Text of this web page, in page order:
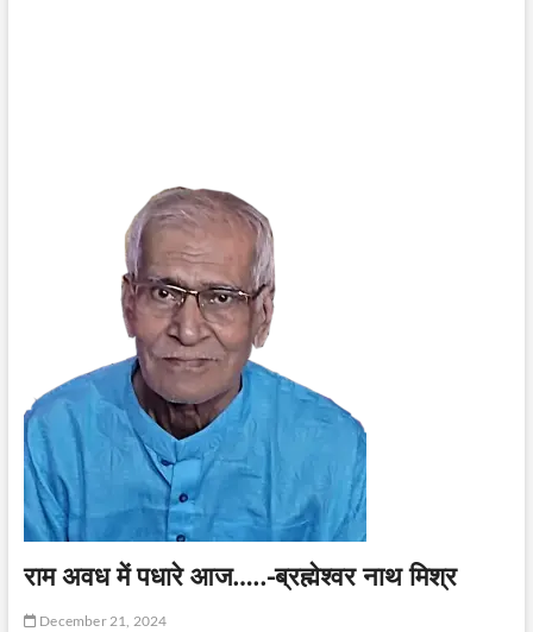
राम अवध में पधारे आज…..-ब्रह्मेश्वर नाथ मिश्र
December 21, 2024